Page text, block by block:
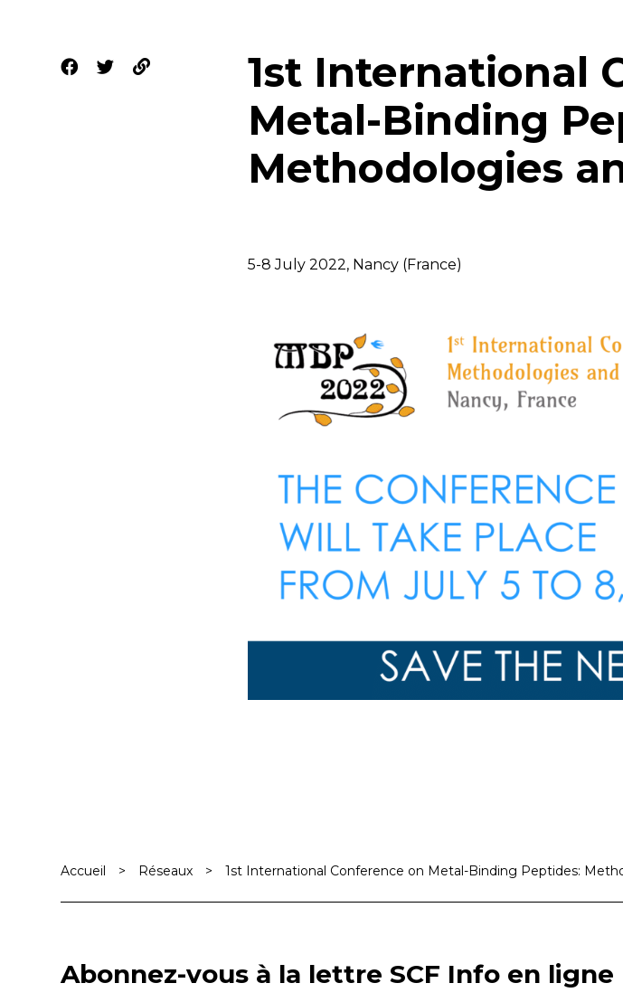
1st International
Metal-Binding
Methodologies
5-8 July 2022, Nancy (France)
Accueil > Réseaux > 1st International Conference on Metal-Binding Peptides:
Abonnez-vous à la lettre SCF Info en ligne